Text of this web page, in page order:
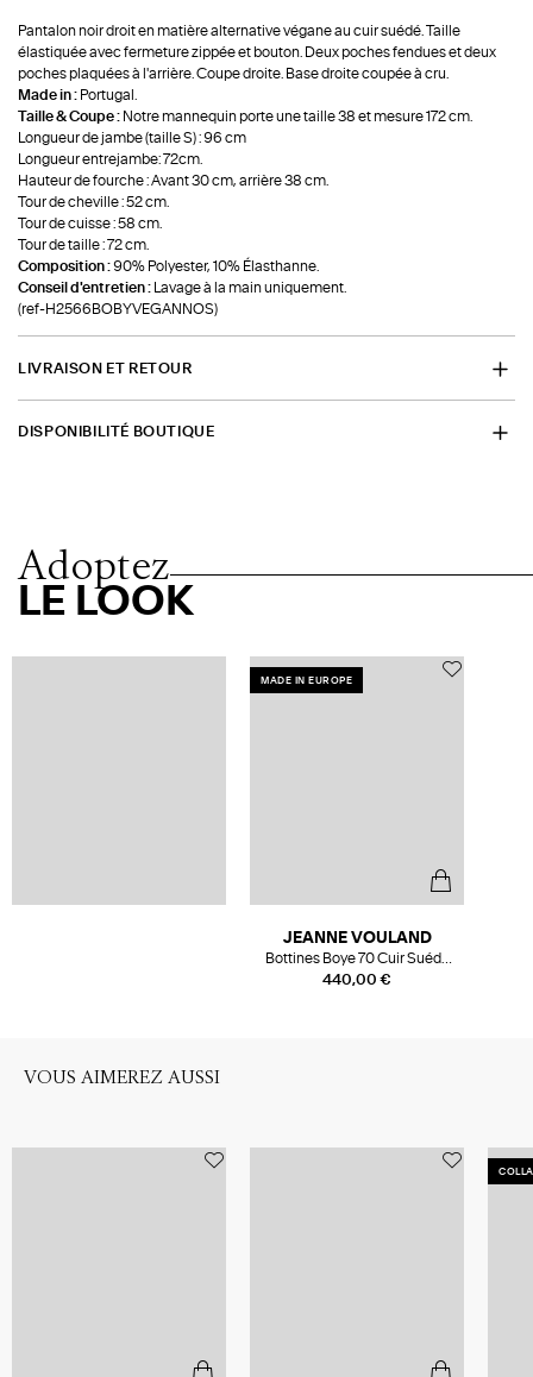
Pantalon noir droit en matière alternative végane au cuir suédé. Taille
élastiquée avec fermeture zippée et bouton. Deux poches fendues et deux
poches plaquées à l'arrière. Coupe droite. Base droite coupée à cru.
Made in : Portugal.
Taille & Coupe : Notre mannequin porte une taille 38 et mesure 172 cm.
Longueur de jambe (taille S) : 96 cm
Longueur entrejambe: 72cm.
Hauteur de fourche : Avant 30 cm, arrière 38 cm.
Tour de cheville : 52 cm.
Tour de cuisse : 58 cm.
Tour de taille : 72 cm.
Composition :90% Polyester, 10% Élasthanne.
Conseil d'entretien :
Lavage à la main uniquement.
(ref-H2566BOBYVEGANNOS)
LIVRAISON ET RETOUR
DISPONIBILITÉ BOUTIQUE
Adoptez
LE LOOK
MADE IN EUROPE
440,00 €
JEANNE VOULAND
Bottines Boye 70 Cuir Suédé
Noir
VOUS AIMEREZ AUSSI